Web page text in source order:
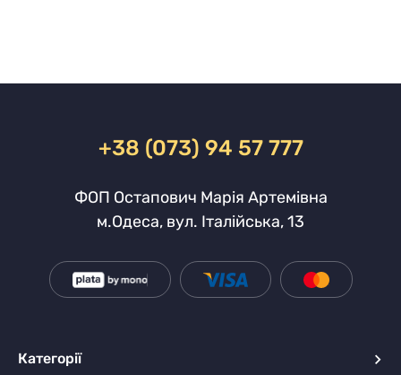
+38 (073) 94 57 777
ФОП Остапович Марія Артемівна
м.Одеса, вул. Італійська, 13
Категорії